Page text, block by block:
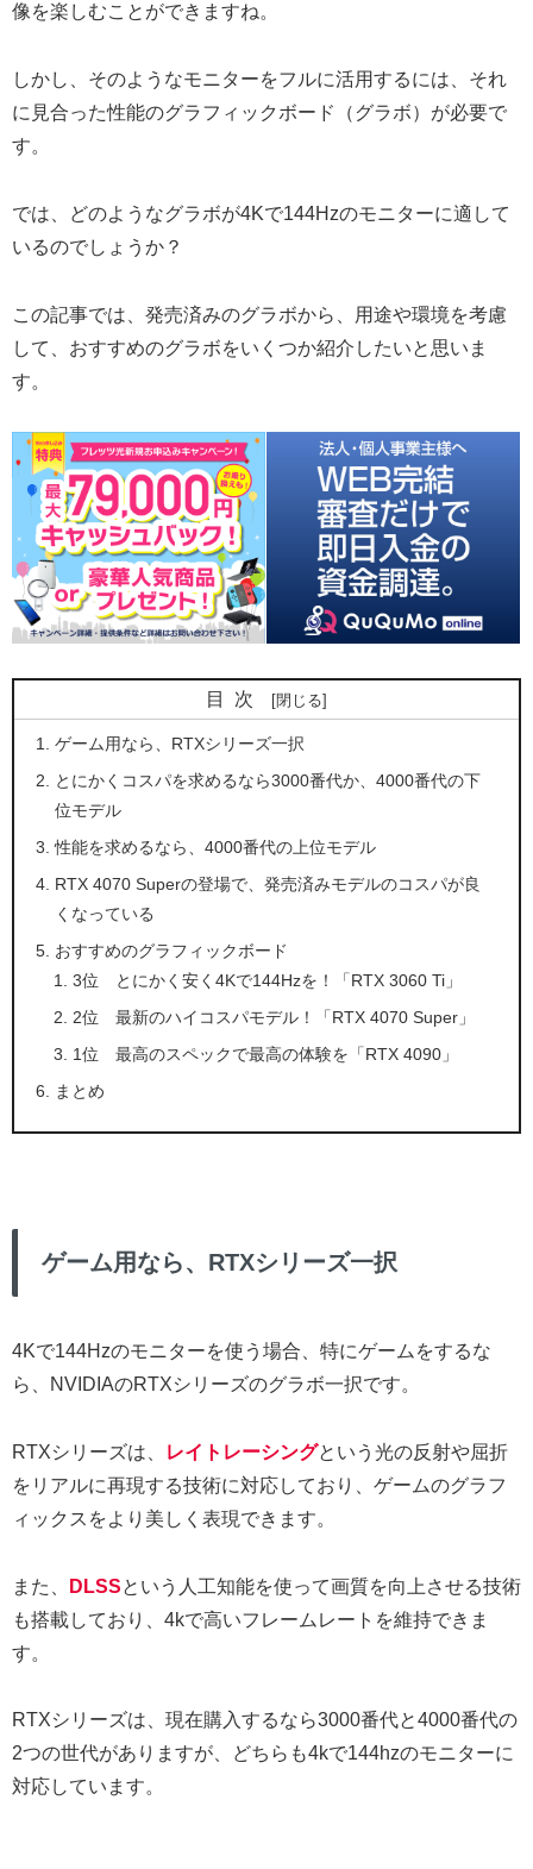
像を楽しむことができますね。
しかし、そのようなモニターをフルに活用するには、それ
に見合った性能のグラフィックボード（グラボ）が必要で
す。
では、どのようなグラボが4Kで144Hzのモニターに適して
いるのでしょうか？
この記事では、発売済みのグラボから、用途や環境を考慮
して、おすすめのグラボをいくつか紹介したいと思いま
す。
目次
ゲーム用なら、RTXシリーズ一択
とにかくコスパを求めるなら3000番代か、4000番代の下
位モデル
性能を求めるなら、4000番代の上位モデル
RTX 4070 Superの登場で、発売済みモデルのコスパが良
くなっている
おすすめのグラフィックボード
3位 とにかく安く4Kで144Hzを！「RTX 3060 Ti」
2位 最新のハイコスパモデル！「RTX 4070 Super」
1位 最高のスペックで最高の体験を「RTX 4090」
まとめ
ゲーム用なら、RTXシリーズ一択
4Kで144Hzのモニターを使う場合、特にゲームをするな
ら、NVIDIAのRTXシリーズのグラボ一択です。
RTXシリーズは、 レイトレーシングという光の反射や屈折
をリアルに再現する技術に対応しており、ゲームのグラフ
ィックスをより美しく表現できます。
また、 DLSSという人工知能を使って画質を向上させる技術
も搭載しており、4kで高いフレームレートを維持できま
す。
RTXシリーズは、現在購入するなら3000番代と4000番代の
2つの世代がありますが、どちらも4kで144hzのモニターに
対応しています。